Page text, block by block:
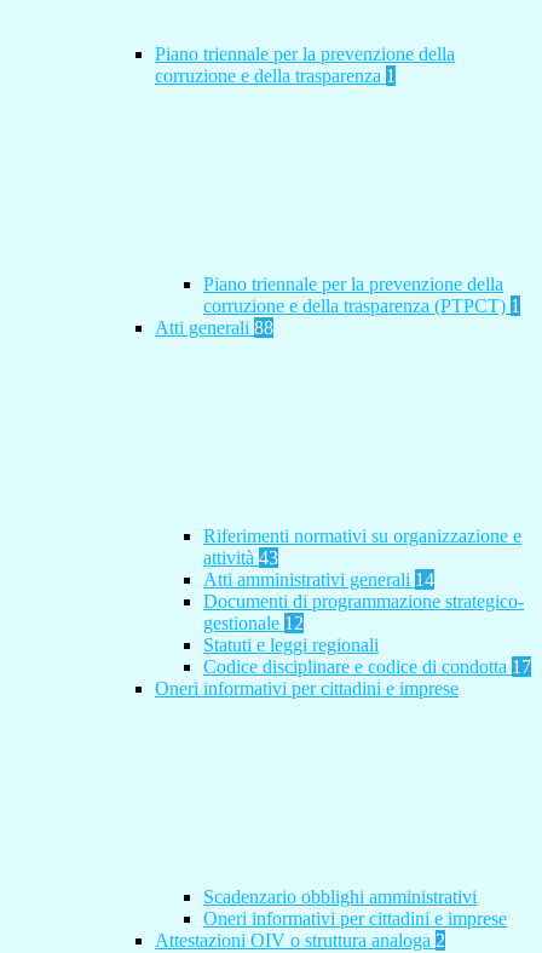
Piano triennale per la prevenzione della
corruzione e della trasparenza 1
Piano triennale per la prevenzione della
corruzione e della trasparenza (PTPCT) 1
Atti generali 88
Riferimenti normativi su organizzazione e
attività 43
Atti amministrativi generali 14
Documenti di programmazione strategico-
gestionale 12
Statuti e leggi regionali
Codice disciplinare e codice di condotta 17
Oneri informativi per cittadini e imprese
Scadenzario obblighi amministrativi
Oneri informativi per cittadini e imprese
Attestazioni OIV o struttura analoga 2